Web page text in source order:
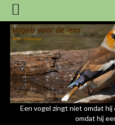
Een vogel zingt niet omdat
omdat hij